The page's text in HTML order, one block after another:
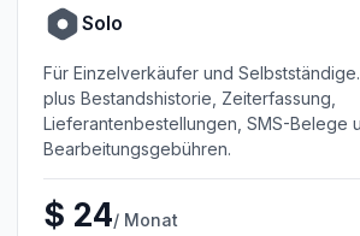
Solo
Für Einzelverkäufer und Selbstständige.
plus Bestandshistorie, Zeiterfassung,
Lieferantenbestellungen, SMS-Belege
Bearbeitungsgebühren.
$ 24/ Monat